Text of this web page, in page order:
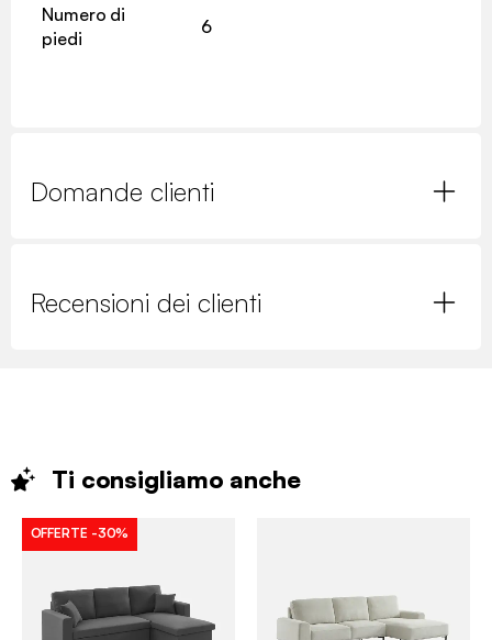
Numero di
piedi
6
Domande clienti
Recensioni dei clienti
Ti consigliamo anche
OFFERTE -30%